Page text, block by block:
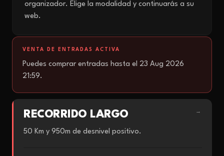
organizador. Elige la modalidad y continuarás a su
web.
VENTA DE ENTRADAS ACTIVA
Puedes comprar entradas hasta el 23 Aug 2026
21:59.
RECORRIDO LARGO →
50 Km y 950m de desnivel positivo.